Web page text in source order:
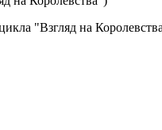
"Взгляд на